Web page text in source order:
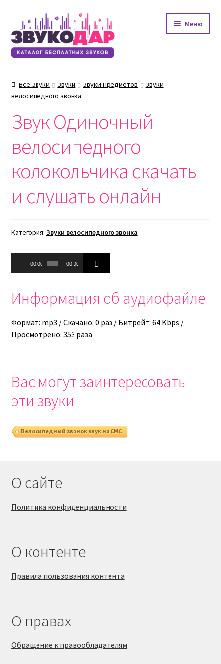
Перейти
к
навигации
Перейти
к
содержимому
Меню
Все Звуки Звуки Звуки Предметов
Звуки
велосипедного звонка
Звук Одиночный
велосипедного
колокольчика скачать
и слушать онлайн
Категория: Звуки велосипедного звонка
Аудиоплеер
00:00 00:00
Информация об аудиофайле
Формат: mp3 / Скачано: 0 раз / Битрейт: 64 Kbps /
Просмотрено: 353 раза
Вас могут заинтересовать
эти звуки
Велосипедный звонок звук на СМС
О сайте
Политика конфиденциальности
О контенте
Правила пользования контента
О правах
Обращение к правообладателям